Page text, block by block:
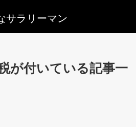
サラリーマン
が付いている記事一